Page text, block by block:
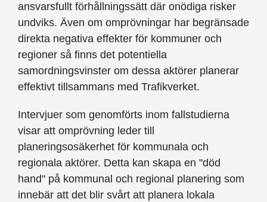
ansvarsfullt förhållningssätt där onödiga risker
undviks. Även om omprövningar har begränsade
direkta negativa effekter för kommuner och
regioner så finns det potentiella
samordningsvinster om dessa aktörer planerar
effektivt tillsammans med Trafikverket.
Intervjuer som genomförts inom fallstudierna
visar att omprövning leder till
planeringsosäkerhet för kommunala och
regionala aktörer. Detta kan skapa en "död
hand" på kommunal och regional planering som
innebär att det blir svårt att planera lokala